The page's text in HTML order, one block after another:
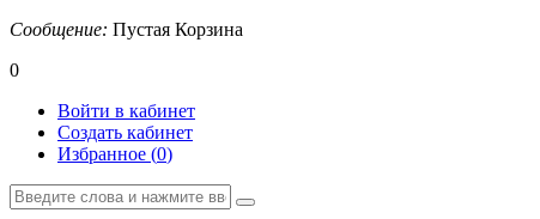
Сообщение: Пустая Корзина
0
Войти в кабинет
Создать кабинет
Избранное (0)